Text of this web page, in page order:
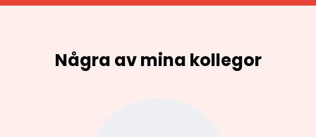
Några av mina kollegor